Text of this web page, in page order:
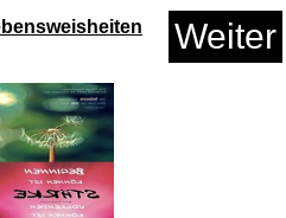
Over...
Weiter